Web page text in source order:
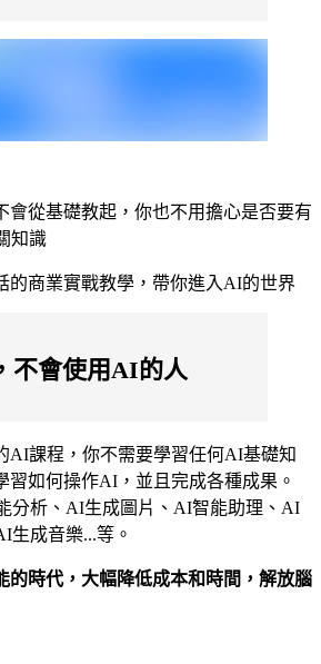
會從基礎教起，你也不用擔心是否要有
知識
的商業實戰教學，帶你進入AI的世界
不會使用AI的人
AI課程，你不需要學習任何AI基礎知
習如何操作AI，並且完成各種成果。
分析、AI生成圖片、AI智能助理、AI
生成音樂...等。
的時代，大幅降低成本和時間，解放腦